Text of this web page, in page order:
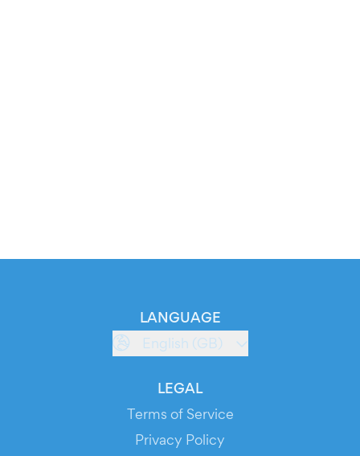
LANGUAGE
English (GB)
LEGAL
Terms of Service
Privacy Policy